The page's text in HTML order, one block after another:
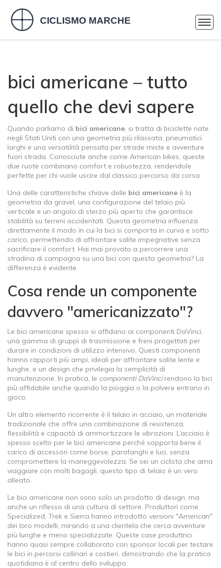
bici americane – tutto
quello che devi sapere
Quando parliamo di bici americane, si tratta di biciclette nate
negli Stati Uniti con una geometria più rilassata, pneumatici
larghi e una versatilità pensata per strade miste e avventure
fuori strada. Conosciute anche come American bikes, queste
due ruote combinano comfort e robustezza, rendendole
perfette per chi vuole uscire dal classico percorso da corsa.
Una delle caratteristiche chiave delle bici americane è la
geometria da gravel, una configurazione del telaio più
verticale e un angolo di sterzo più aperto che garantisce
stabilità su terreni accidentati. Questa geometria influenza
direttamente il modo in cui la bici si comporta in curva e sotto
carico, permettendo di affrontare salite impegnative senza
sacrificare il comfort. Hai mai provato a percorrere una
stradina di campagna su una bici con questa geometria? La
differenza è evidente.
Cosa rende un componente
davvero "americanizzato"?
Le bici americane spesso si affidano ai componenti DaVinci,
una gamma di gruppi di trasmissione e freni progettati per
durare in condizioni di utilizzo intensivo. Questi componenti
hanno rapporti più ampi, ideali per affrontare salite lente e
lunghe, e un design che privilegia la semplicità di
manutenzione. In pratica, le componenti DaVincirendono la bici
più affidabile anche quando la pioggia o la polvere entrano in
gioco.
Un altro elemento ricorrente è il telaio in acciaio, un materiale
tradizionale che offre una combinazione di resistenza,
flessibilità e capacità di ammortizzare le vibrazioni. L’acciaio è
spesso scelto per le bici americane perché sopporta bene il
carico di accessori come borse, parafanghi e luci, senza
compromettere la maneggevolezza. Se sei un ciclista che ama
viaggiare con molti bagagli, questo tipo di telaio è un vero
alleato.
Le bici americane non sono solo un prodotto di design, ma
anche un riflesso di una cultura di settore. Produttori come
Specialized, Trek e Sierra hanno introdotto versioni "American"
dei loro modelli, mirando a una clientela che cerca avventure
più lunghe e meno specializzate. Queste case produttrici
hanno quasi sempre collaborato con sponsor locali per testare
le bici in percorsi collinari e costieri, dimostrando che la pratica
quotidiana è al centro dello sviluppo.